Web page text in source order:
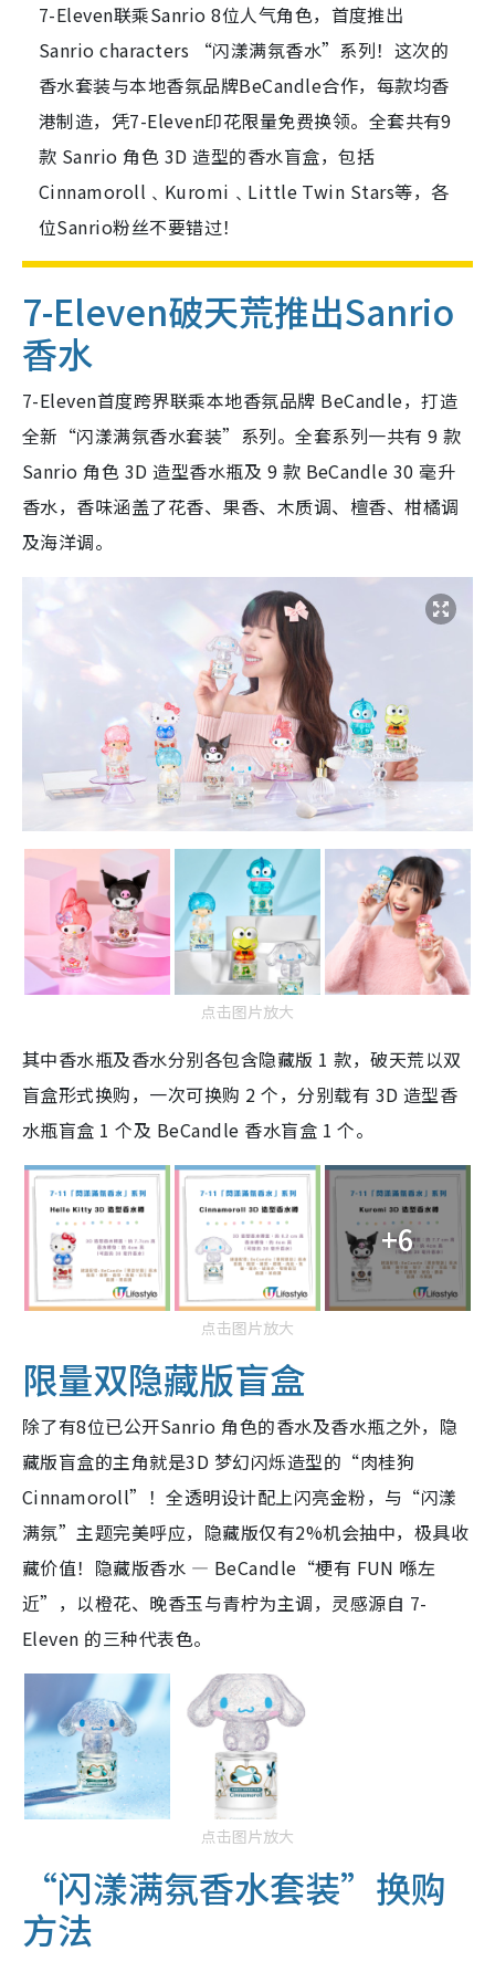
7-Eleven联乘Sanrio 8位人气角色，首度推出
Sanrio characters “闪漾满氛香水”系列！这次的
香水套装与本地香氛品牌BeCandle合作，每款均香
港制造，凭7-Eleven印花限量免费换领。全套共有9
款 Sanrio 角色 3D 造型的香水盲盒，包括
Cinnamoroll﹑Kuromi﹑Little Twin Stars等，各
位Sanrio粉丝不要错过！
7-Eleven破天荒推出Sanrio
香水
7-Eleven首度跨界联乘本地香氛品牌 BeCandle，打造
全新“闪漾满氛香水套装”系列。全套系列一共有 9 款
Sanrio 角色 3D 造型香水瓶及 9 款 BeCandle 30 毫升
香水，香味涵盖了花香、果香、木质调、檀香、柑橘调
及海洋调。
点击图片放大
其中香水瓶及香水分别各包含隐藏版 1 款，破天荒以双
盲盒形式换购，一次可换购 2 个，分别载有 3D 造型香
水瓶盲盒 1 个及 BeCandle 香水盲盒 1 个。
+6
点击图片放大
限量双隐藏版盲盒
除了有8位已公开Sanrio 角色的香水及香水瓶之外，隐
藏版盲盒的主角就是3D 梦幻闪烁造型的“肉桂狗
Cinnamoroll”！全透明设计配上闪亮金粉，与“闪漾
满氛”主题完美呼应， 隐藏版仅有2%机会抽中，极具收
藏价值！隐藏版香水 — BeCandle“梗有 FUN 喺左
近”，以橙花、晚香玉与青柠为主调，灵感源自 7-
Eleven 的三种代表色。
点击图片放大
“闪漾满氛香水套装”换购
方法